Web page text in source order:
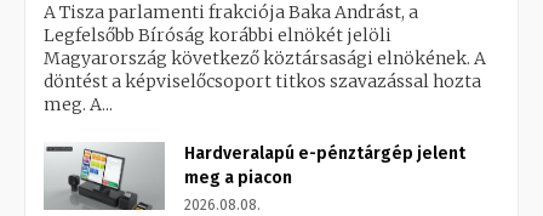
A Tisza parlamenti frakciója Baka Andrást, a
Legfelsőbb Bíróság korábbi elnökét jelöli
Magyarország következő köztársasági elnökének. A
döntést a képviselőcsoport titkos szavazással hozta
meg. A...
Hardveralapú e-pénztárgép jelent
meg a piacon
2026.08.08.